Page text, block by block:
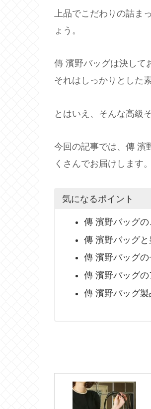
上品でこだわりの詰ま
ょう。
傳 濱野バッグは決して
それはしっかりとした
とはいえ、そんな高級
今回の記事では、傳 濱
くさんでお届けします。
気になるポイント
傳 濱野バッグの
傳 濱野バッグ
傳 濱野バッグの
傳 濱野バッグの
傳 濱野バッグ製